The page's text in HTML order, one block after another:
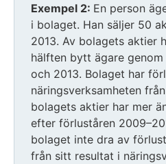
Exempel 2: En person
i bolaget. Han säljer 50
2013. Av bolagets aktier
hälften bytt ägare
och 2013. Bolaget har
näringsverksamheten
bolagets aktier har mer
efter förluståren
bolaget inte dra av
från sitt resultat i